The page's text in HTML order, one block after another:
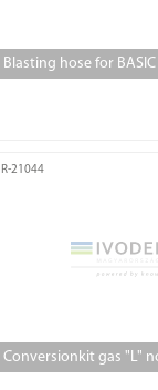
Blasting hose for
R-21044
Conversionkit gas "L"